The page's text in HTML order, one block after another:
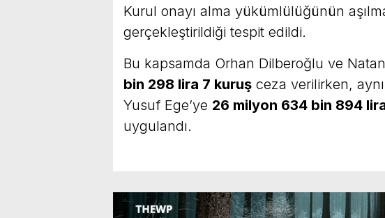
Kurul onayı alma yükümlülüğünün
gerçekleştirildiği tespit edildi.
Bu kapsamda Orhan Dilberoğlu ve Natan
bin 298 lira 7 kuruş ceza verilirken,
Yusuf Ege’ye 26 milyon 634 bin 894
uygulandı.